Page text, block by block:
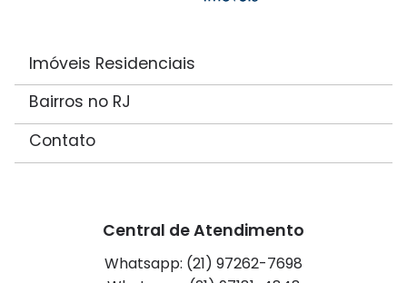
Imóveis Residenciais
Bairros no RJ
Contato
Central de Atendimento
Whatsapp: (21) 97262-7698